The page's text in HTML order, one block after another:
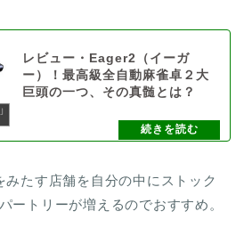
レビュー・Eager2（イーガ
ー）！最高級全自動麻雀卓２大
巨頭の一つ、その真髄とは？
みたす店舗を自分の中にストック
ートリーが増えるのでおすすめ。